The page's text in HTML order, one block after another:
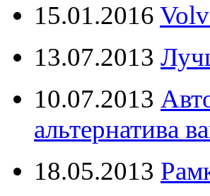
15.01.2016
13.07.2013
10.07.2013
альтернатива
18.05.2013